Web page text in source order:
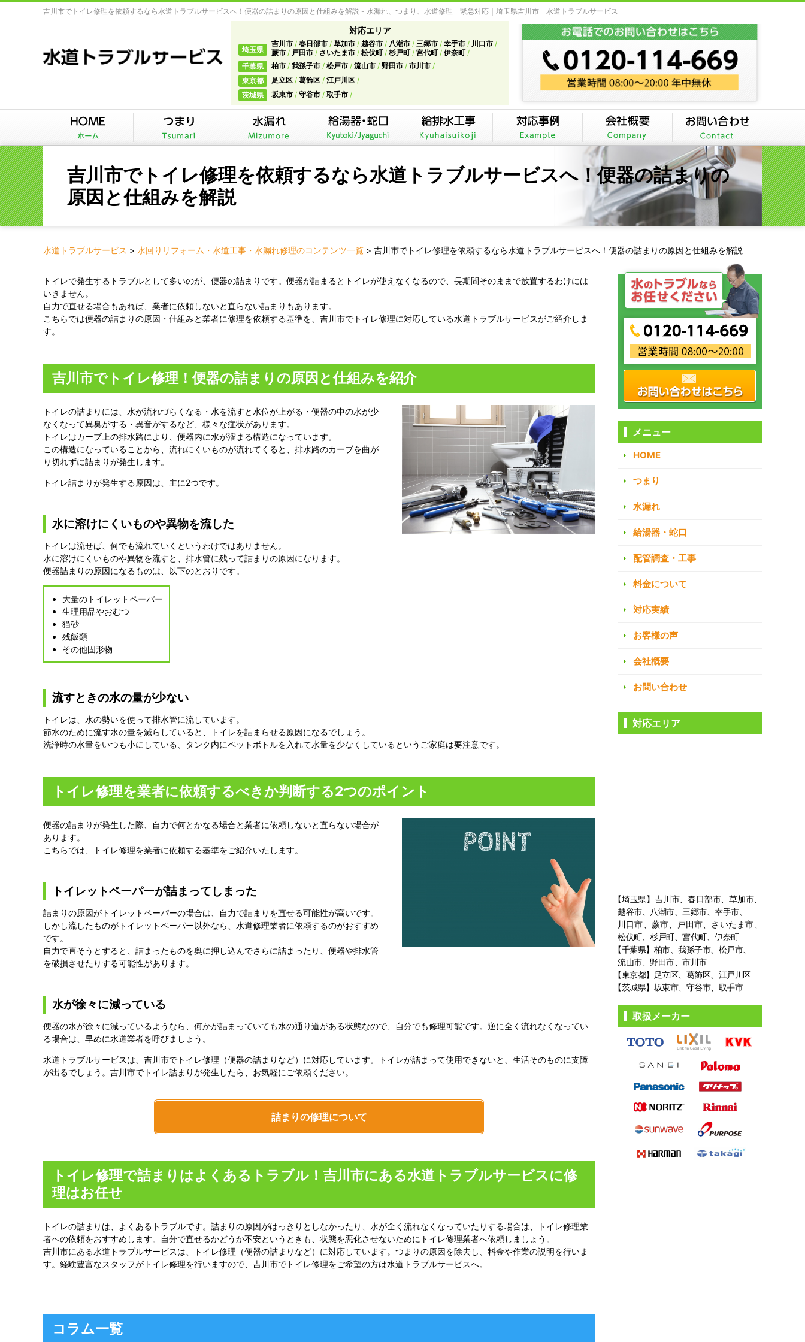
吉川市でトイレ修理を依頼するなら水道トラブルサービスへ！便器の詰まりの原因と仕組みを解説 - 水漏れ、つまり、水道修理 緊急対応｜埼玉県吉川市 水道トラブルサービス
対応エリア
埼玉県
吉川市 春日部市 草加市 越谷市 八潮市 三郷市 幸手市
川口市
蕨市
戸田市 さいたま市 松伏町 杉戸町 宮代町
伊奈町
千葉県
柏市 我孫子市 松戸市 流山市 野田市
市川市
東京都
足立区 葛飾区
江戸川区
茨城県
坂東市 守谷市 取手市
吉川市でトイレ修理を依頼するなら水道トラブルサービスへ！便器の詰まりの
原因と仕組みを解説
水道トラブルサービス > 水回りリフォーム・水道工事・水漏れ修理のコンテンツ一覧 > 吉川市でトイレ修理を依頼するなら水道トラブルサービスへ！便器の詰まりの原因と仕組みを解説
トイレで発生するトラブルとして多いのが、便器の詰まりです。便器が詰まるとトイレが使えなくなるので、長期間そのままで放置するわけには
いきません。
自力で直せる場合もあれば、業者に依頼しないと直らない詰まりもあります。
こちらでは便器の詰まりの原因・仕組みと業者に修理を依頼する基準を、吉川市でトイレ修理に対応している水道トラブルサービスがご紹介しま
す。
吉川市でトイレ修理！便器の詰まりの原因と仕組みを紹介
トイレの詰まりには、水が流れづらくなる・水を流すと水位が上がる・便器の中の水が少
なくなって異臭がする・異音がするなど、様々な症状があります。
トイレはカーブ上の排水路により、便器内に水が溜まる構造になっています。
この構造になっていることから、流れにくいものが流れてくると、排水路のカーブを曲が
り切れずに詰まりが発生します。
トイレ詰まりが発生する原因は、主に2つです。
水に溶けにくいものや異物を流した
トイレは流せば、何でも流れていくというわけではありません。
水に溶けにくいものや異物を流すと、排水管に残って詰まりの原因になります。
便器詰まりの原因になるものは、以下のとおりです。
大量のトイレットペーパー
生理用品やおむつ
猫砂
残飯類
その他固形物
流すときの水の量が少ない
トイレは、水の勢いを使って排水管に流しています。
節水のために流す水の量を減らしていると、トイレを詰まらせる原因になるでしょう。
洗浄時の水量をいつも小にしている、タンク内にペットボトルを入れて水量を少なくしているというご家庭は要注意です。
トイレ修理を業者に依頼するべきか判断する2つのポイント
便器の詰まりが発生した際、自力で何とかなる場合と業者に依頼しないと直らない場合が
あります。
こちらでは、トイレ修理を業者に依頼する基準をご紹介いたします。
トイレットペーパーが詰まってしまった
詰まりの原因がトイレットペーパーの場合は、自力で詰まりを直せる可能性が高いです。
しかし流したものがトイレットペーパー以外なら、水道修理業者に依頼するのがおすすめ
です。
自力で直そうとすると、詰まったものを奥に押し込んでさらに詰まったり、便器や排水管
を破損させたりする可能性があります。
水が徐々に減っている
便器の水が徐々に減っているようなら、何かが詰まっていても水の通り道がある状態なので、自分でも修理可能です。逆に全く流れなくなってい
る場合は、早めに水道業者を呼びましょう。
水道トラブルサービスは、吉川市でトイレ修理（便器の詰まりなど）に対応しています。トイレが詰まって使用できないと、生活そのものに支障
が出るでしょう。吉川市でトイレ詰まりが発生したら、お気軽にご依頼ください。
詰まりの修理について
トイレ修理で詰まりはよくあるトラブル！吉川市にある水道トラブルサービスに修
理はお任せ
トイレの詰まりは、よくあるトラブルです。詰まりの原因がはっきりとしなかったり、水が全く流れなくなっていたりする場合は、トイレ修理業
者への依頼をおすすめします。自分で直せるかどうか不安というときも、状態を悪化させないためにトイレ修理業者へ依頼しましょう。
吉川市にある水道トラブルサービスは、トイレ修理（便器の詰まりなど）に対応しています。つまりの原因を除去し、料金や作業の説明を行いま
す。経験豊富なスタッフがトイレ修理を行いますので、吉川市でトイレ修理をご希望の方は水道トラブルサービスへ。
コラム一覧
メニュー
HOME
つまり
水漏れ
給湯器・蛇口
配管調査・工事
料金について
対応実績
お客様の声
会社概要
お問い合わせ
対応エリア
【埼玉県】吉川市、春日部市、草加市、
越谷市、八潮市、三郷市、幸手市、
川口市、蕨市、戸田市、さいたま市、
松伏町、杉戸町、宮代町、伊奈町
【千葉県】柏市、我孫子市、松戸市、
流山市、野田市、市川市
【東京都】足立区、葛飾区、江戸川区
【茨城県】坂東市、守谷市、取手市
取扱メーカー